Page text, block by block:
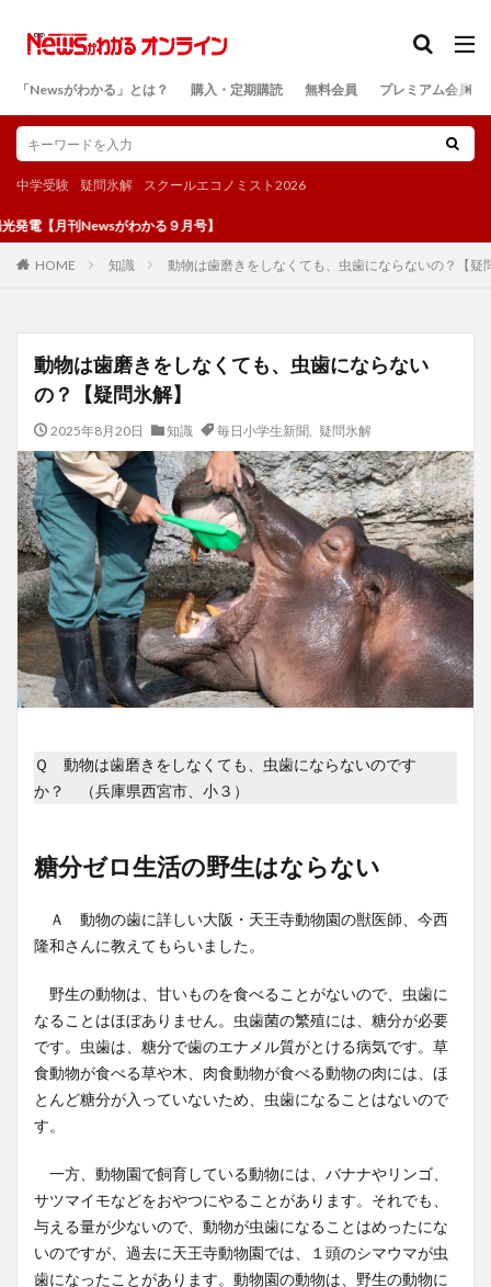
「Newsがわかる」とは？ 購入・定期購読 無料会員 プレミアム会員
中学受験 疑問氷解 スクールエコノミスト2026
Newsがわかる９月号】
HOME 知識 動物は歯磨きをしなくても、虫歯にならないの？【疑
動物は歯磨きをしなくても、虫歯にならない
の？【疑問氷解】
2025年8月20日 知識 毎日小学生新聞 疑問氷解
Ｑ 動物は歯磨きをしなくても、虫歯にならないのです
か？ （兵庫県西宮市、小３）
糖分ゼロ生活の野生はならない
Ａ 動物の歯に詳しい大阪・天王寺動物園の獣医師、今西
隆和さんに教えてもらいました。
野生の動物は、甘いものを食べることがないので、虫歯に
なることはほぼありません。虫歯菌の繁殖には、糖分が必要
です。虫歯は、糖分で歯のエナメル質がとける病気です。草
食動物が食べる草や木、肉食動物が食べる動物の肉には、ほ
とんど糖分が入っていないため、虫歯になることはないので
す。
一方、動物園で飼育している動物には、バナナやリンゴ、
サツマイモなどをおやつにやることがあります。それでも、
与える量が少ないので、動物が虫歯になることはめったにな
いのですが、過去に天王寺動物園では、１頭のシマウマが虫
歯になったことがあります。動物園の動物は、野生の動物に
検索